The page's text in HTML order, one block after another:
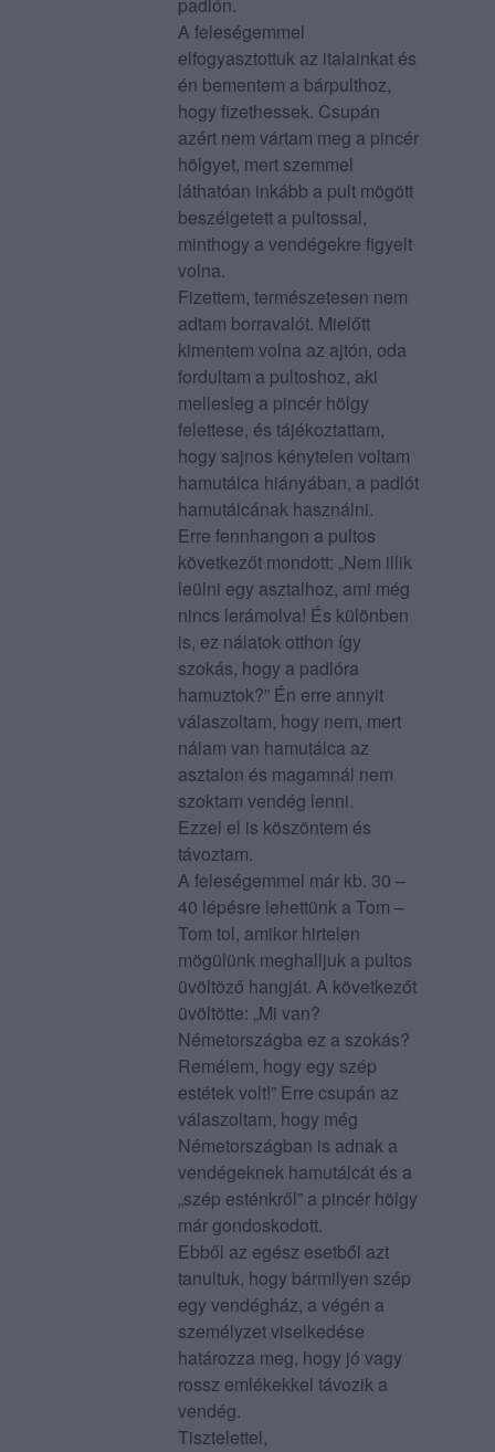
A feleségemmel
elfogyasztottuk az italainkat és
én bementem a bárpulthoz,
hogy fizethessek. Csupán
azért nem vártam meg a pincér
hölgyet, mert szemmel
láthatóan inkább a pult mögött
beszélgetett a pultossal,
minthogy a vendégekre figyelt
volna.
Fizettem, természetesen nem
adtam borravalót. Mielőtt
kimentem volna az ajtón, oda
fordultam a pultoshoz, aki
mellesleg a pincér hölgy
felettese, és tájékoztattam,
hogy sajnos kénytelen voltam
hamutálca hiányában, a padlót
hamutálcának használni.
Erre fennhangon a pultos
következőt mondott: „Nem illik
leülni egy asztalhoz, ami még
nincs lerámolva! És különben
is, ez nálatok otthon így
szokás, hogy a padlóra
hamuztok?” Én erre annyit
válaszoltam, hogy nem, mert
nálam van hamutálca az
asztalon és magamnál nem
szoktam vendég lenni.
Ezzel el is köszöntem és
távoztam.
A feleségemmel már kb. 30 –
40 lépésre lehettünk a Tom –
Tom tol, amikor hirtelen
mögülünk meghalljuk a pultos
üvöltöző hangját. A következőt
üvöltötte: „Mi van?
Németországba ez a szokás?
Remélem, hogy egy szép
estétek volt!” Erre csupán az
válaszoltam, hogy még
Németországban is adnak a
vendégeknek hamutálcát és a
„szép esténkről” a pincér hölgy
már gondoskodott.
Ebből az egész esetből azt
tanultuk, hogy bármilyen szép
egy vendégház, a végén a
személyzet viselkedése
határozza meg, hogy jó vagy
rossz emlékekkel távozik a
vendég.
Tisztelettel,